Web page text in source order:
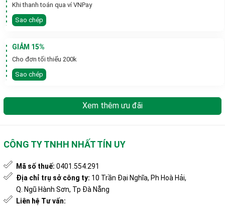
Khi thanh toán qua ví VNPay
Sao chép
GIẢM 15%
Cho đơn tối thiểu 200k
Sao chép
Xem thêm ưu đãi
CÔNG TY TNHH NHẤT TÍN UY
Mã số thuế: 0401.554.291
Địa chỉ trụ sở công ty: 10 Trần Đại Nghĩa, Ph Hoà Hải,
Q. Ngũ Hành Sơn, Tp Đà Nẵng
Liên hệ Tư vấn: